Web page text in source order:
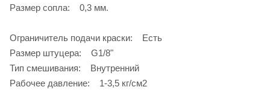
Размер сопла: 0,3 мм.
Ограничитель подачи краски: Есть
Размер штуцера: G1/8"
Тип смешивания: Внутренний
Рабочее давление: 1-3,5 кг/см2